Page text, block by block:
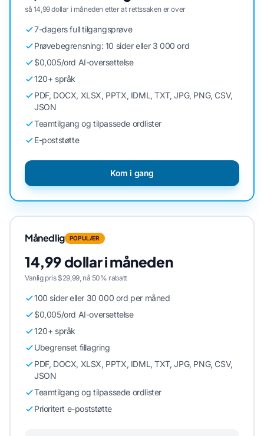
så 14,99 dollar i måneden etter at rettssaken er over
7-dagers full tilgangsprøve
Prøvebegrensning: 10 sider eller 3 000 ord
$0,005/ord AI-oversettelse
120+ språk
PDF, DOCX, XLSX, PPTX, IDML, TXT, JPG, PNG, CSV,
JSON
Teamtilgang og tilpassede ordlister
E-poststøtte
Kom i gang
Månedlig POPULÆR
14,99 dollar i måneden
Vanlig pris $29,99, nå 50% rabatt
100 sider eller 30 000 ord per måned
$0,005/ord AI-oversettelse
120+ språk
Ubegrenset fillagring
PDF, DOCX, XLSX, PPTX, IDML, TXT, JPG, PNG, CSV,
JSON
Teamtilgang og tilpassede ordlister
Prioritert e-poststøtte